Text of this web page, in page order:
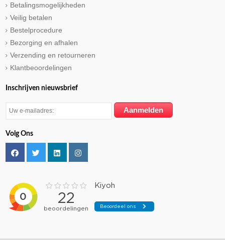
Betalingsmogelijkheden
Veilig betalen
Bestelprocedure
Bezorging en afhalen
Verzending en retourneren
Klantbeoordelingen
Inschrijven nieuwsbrief
Volg Ons